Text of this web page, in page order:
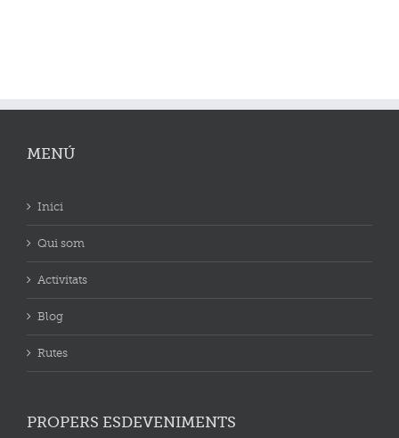
MENÚ
Inici
Qui som
Activitats
Blog
Rutes
PROPERS ESDEVENIMENTS